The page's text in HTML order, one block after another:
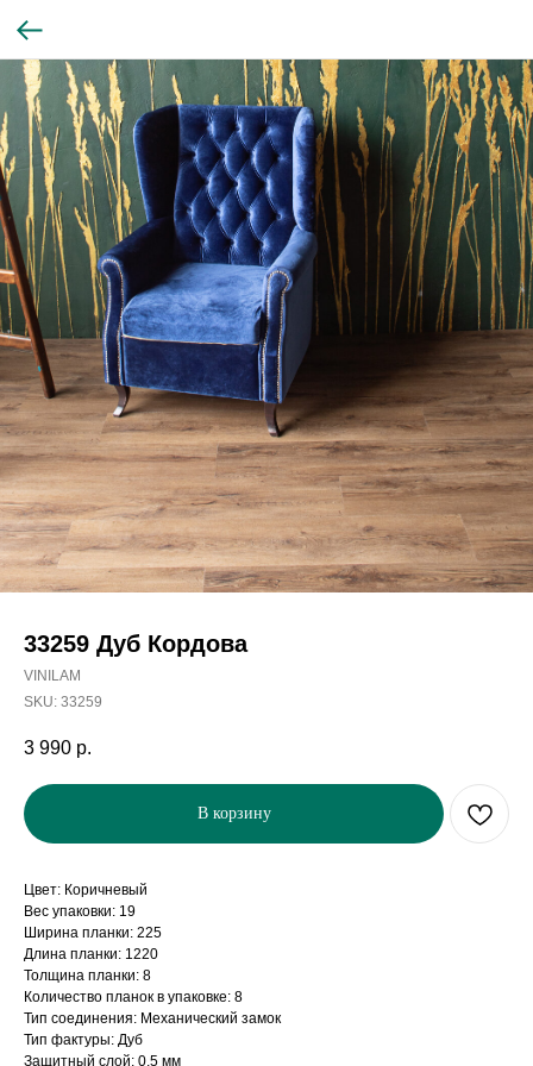
33259 Дуб Кордова
VINILAM
SKU: 33259
3 990 р.
В корзину
Цвет: Коричневый
Вес упаковки: 19
Ширина планки: 225
Длина планки: 1220
Толщина планки: 8
Количество планок в упаковке: 8
Тип соединения: Механический замок
Тип фактуры: Дуб
Защитный слой: 0,5 мм